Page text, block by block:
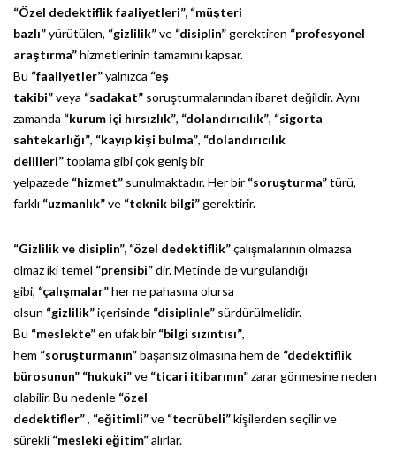
“Özel dedektiflik faaliyetleri”, “müşteri
bazlı”yürütülen, “gizlilik”ve “disiplin”gerektiren “profesyonel
araştırma”hizmetlerinin tamamını kapsar.
Bu “faaliyetler”yalnızca “eş
takibi”veya “sadakat” soruşturmalarından ibaret değildir. Aynı
zamanda “kurum içi hırsızlık”, “dolandırıcılık”, “sigorta
sahtekarlığı”, “kayıp kişi bulma”, “dolandırıcılık
delilleri”toplama gibi çok geniş bir
yelpazede “hizmet” sunulmaktadır. Her bir “soruşturma”türü,
farklı “uzmanlık”ve “teknik bilgi”gerektirir.
“Gizlilik ve disiplin”, “özel dedektiflik”çalışmalarının olmazsa
olmaz iki temel “prensibi”dir. Metinde de vurgulandığı
gibi, “çalışmalar”her ne pahasına olursa
olsun “gizlilik”içerisinde “disiplinle” sürdürülmelidir.
Bu “meslekte”en ufak bir “bilgi sızıntısı”,
hem “soruşturmanın”başarısız olmasına hem de “dedektiflik
bürosunun” “hukuki”ve “ticari itibarının”zarar görmesine neden
olabilir. Bu nedenle “özel
dedektifler”, “eğitimli”ve “tecrübeli”kişilerden seçilir ve
sürekli “mesleki eğitim”alırlar.